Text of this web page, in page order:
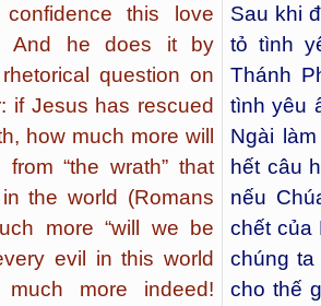
this love
And he does it by
question on
if Jesus has rescued
how much more will
“the wrath” that
the world (Romans
more “will we be
evil in this world
more indeed!
Sau khi
tỏ tình
Thánh
tình yêu
Ngài
hết câu
nếu
chết
chúng ta
cho thế